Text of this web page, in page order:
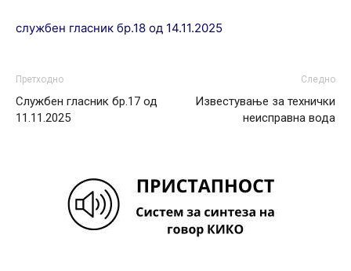
службен гласник бр.18 од 14.11.2025
Претходно
Службен гласник бр.17 од
11.11.2025
Следно
Известување за технички
неисправна вода